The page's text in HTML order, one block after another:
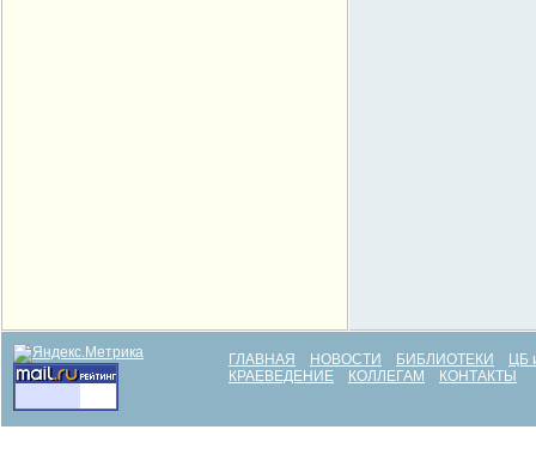
ГЛАВНАЯ НОВОСТИ БИБЛИОТЕКИ
ЦБ
КРАЕВЕДЕНИЕ
КОЛЛЕГАМ КОНТАКТЫ